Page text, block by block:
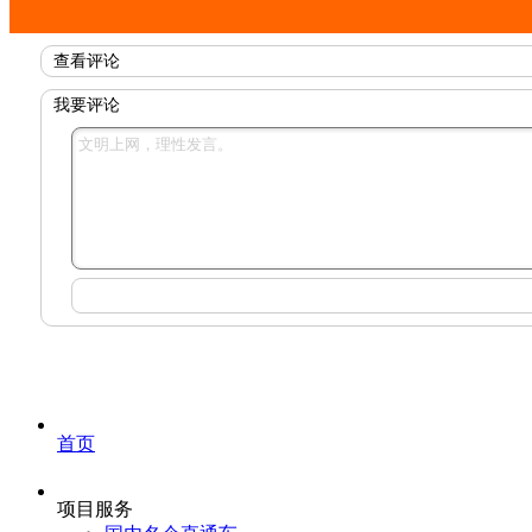
查看评论
我要评论
首页
项目服务